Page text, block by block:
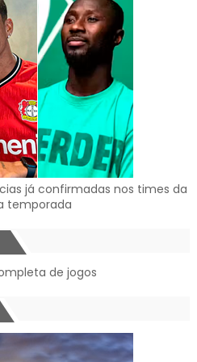
já confirmadas nos times da
temporada
de jogos